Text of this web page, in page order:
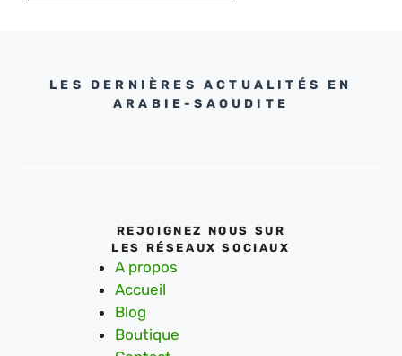
LES DERNIÈRES ACTUALITÉS EN
ARABIE-SAOUDITE
REJOIGNEZ NOUS SUR
LES RÉSEAUX SOCIAUX
A propos
Accueil
Blog
Boutique